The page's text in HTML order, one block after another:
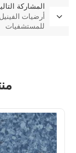
المشاركة
أرضيات
للمستشفيات